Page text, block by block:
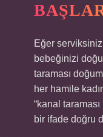
Eğer
bebeğinizi
taraması
her hamile
“kanal
bir ifade doğru